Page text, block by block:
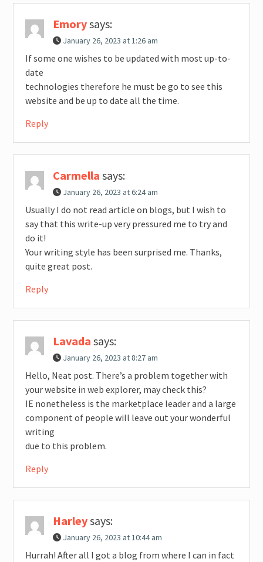
Emorysays:
January 26, 2023 at 1:26 am
If some one wishes to be updated with most up-to-
date
technologies therefore he must be go to see this
website and be up to date all the time.
Reply
Carmella says:
January 26, 2023 at 6:24 am
Usually I do not read article on blogs, but I wish to
say that this write-up very pressured me to try and
do it!
Your writing style has been surprised me. Thanks,
quite great post.
Reply
Lavada says:
January 26, 2023 at 8:27 am
Hello, Neat post. There’s a problem together with
your website in web explorer, may check this?
IE nonetheless is the marketplace leader and a large
component of people will leave out your wonderful
writing
due to this problem.
Reply
Harleysays:
January 26, 2023 at 10:44 am
Hurrah! After all I got a blog from where I can in fact